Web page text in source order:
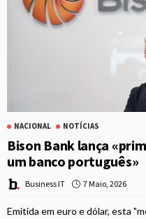
NACIONAL NOTÍCIAS
Bison Bank lança
um banco português»
Business IT 7 Maio, 2026
Emitida em euro e dólar, esta